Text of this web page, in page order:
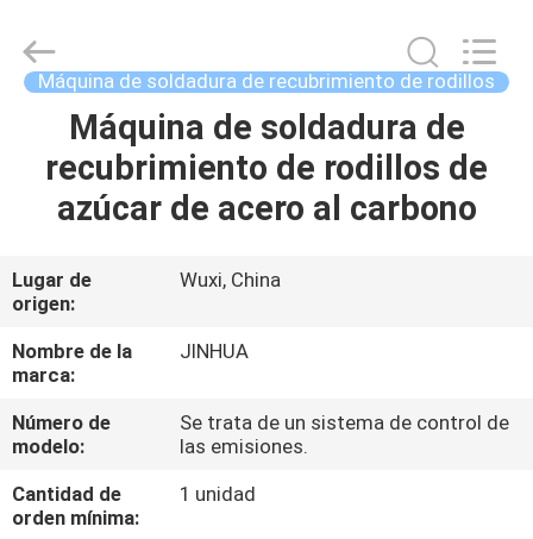
HOGAR
PRODUCTOS
SOBRE
NOSOTROS
VIAJE
DE
LA
FÁBRICA
Supplier.
(QINGDAO)
HARDFACING
Rights
Reserved.
ECER
Máquina de soldadura de recubrimiento de rodillos
Máquina de soldadura de
recubrimiento de rodillos de
azúcar de acero al carbono
Lugar de
origen:
Wuxi, China
Nombre de la
marca:
JINHUA
Número de
modelo:
Se trata de un sistema de control de
las emisiones.
Cantidad de
orden mínima:
1 unidad